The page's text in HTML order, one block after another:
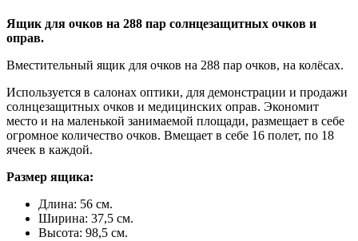
Ящик для очков на 288 пар солнцезащитных очков и
оправ.
Вместительный ящик для очков на 288 пар очков, на колёсах.
Используется в салонах оптики, для демонстрации и продажи
солнцезащитных очков и медицинских оправ. Экономит
место и на маленькой занимаемой площади, размещает в себе
огромное количество очков. Вмещает в себе 16 полет, по 18
ячеек в каждой.
Размер ящика:
Длина: 56 см.
Ширина: 37,5 см.
Высота: 98,5 см.